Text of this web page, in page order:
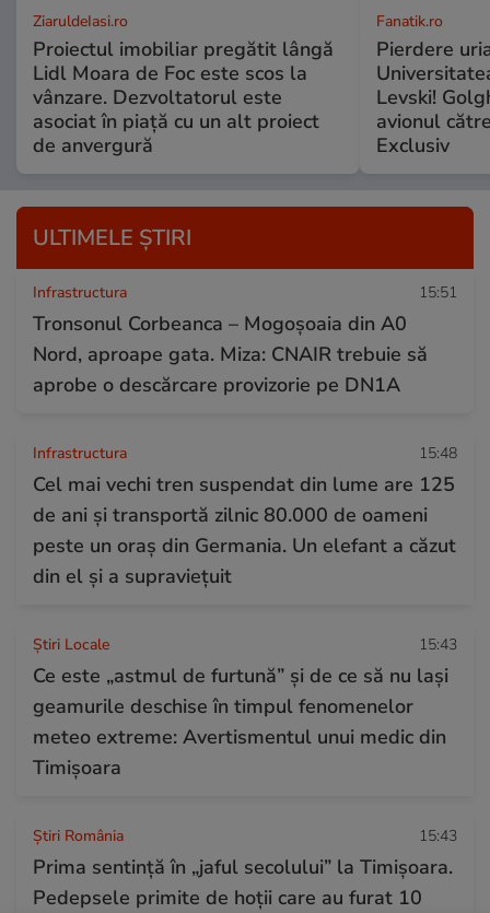
ZiaruldeIasi.ro
Proiectul imobiliar pregătit lângă
Lidl Moara de Foc este scos la
vânzare. Dezvoltatorul este
asociat în piață cu un alt proiect
de anvergură
Fanatik.ro
Pierdere
Levski!
avionul
Exclusiv
ULTIMELE ȘTIRI
Infrastructura 15:51
Tronsonul Corbeanca – Mogoșoaia din A0
Nord, aproape gata. Miza: CNAIR trebuie să
aprobe o descărcare provizorie pe DN1A
Infrastructura 15:48
Cel mai vechi tren suspendat din lume are 125
de ani și transportă zilnic 80.000 de oameni
peste un oraș din Germania. Un elefant a căzut
din el și a supraviețuit
Știri Locale 15:43
Ce este „astmul de furtună” și de ce să nu lași
geamurile deschise în timpul fenomenelor
meteo extreme: Avertismentul unui medic din
Timișoara
Știri România 15:43
Prima sentință în „jaful secolului” la Timișoara.
Pedepsele primite de hoții care au furat 10